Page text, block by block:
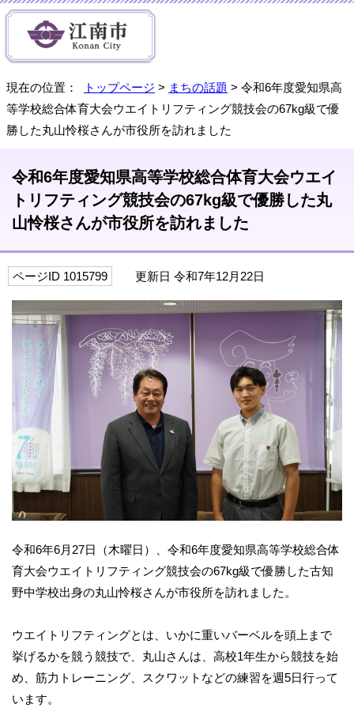
現在の位置： トップページ > まちの話題 > 令和6年度愛知県高
等学校総合体育大会ウエイトリフティング競技会の67kg級で優
勝した丸山怜桜さんが市役所を訪れました
令和6年度愛知県高等学校総合体育大会ウエイ
トリフティング競技会の67kg級で優勝した丸
山怜桜さんが市役所を訪れました
ページID 1015799 更新日 令和7年12月22日
令和6年6月27日（木曜日）、令和6年度愛知県高等学校総合体
育大会ウエイトリフティング競技会の67kg級で優勝した古知
野中学校出身の丸山怜桜さんが市役所を訪れました。
ウエイトリフティングとは、いかに重いバーベルを頭上まで
挙げるかを競う競技で、丸山さんは、高校1年生から競技を始
め、筋力トレーニング、スクワットなどの練習を週5日行って
います。